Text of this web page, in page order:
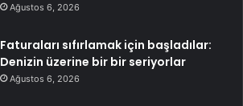
Ağustos 6, 2026
Faturaları sıfırlamak için başladılar:
Denizin üzerine bir bir seriyorlar
Ağustos 6, 2026